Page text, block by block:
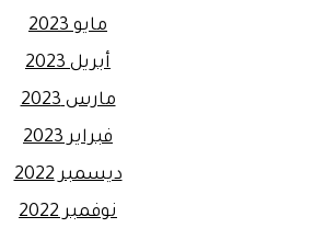
مايو 2023
أبريل 2023
مارس 2023
فبراير 2023
ديسمبر 2022
نوفمبر 2022